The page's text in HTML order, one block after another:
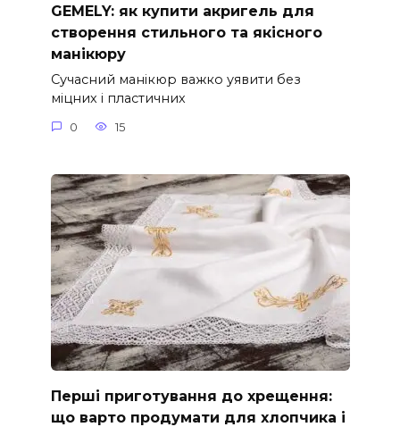
GEMELY: як купити акригель для
створення стильного та якісного
манікюру
Сучасний манікюр важко уявити без
міцних і пластичних
0 15
Перші приготування до хрещення:
що варто продумати для хлопчика і